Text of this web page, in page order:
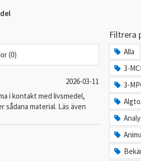
Kontrollwiki?
(0)
2026-03-11
i kontakt med livsmedel,
material. Läs även
Filtrera
Alla
3-
3-